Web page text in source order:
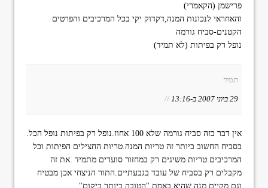
פרישמן (הקאמרי)
והאחראי לנכונות המנה,דקדוק יקי בכל המרכיבים והפרטים
הקטנים-סביח גורמה
נופל רק בפיתות (לא תמיד)
תמיר
29 ביוני 2007 ב-13:16 //
אין דבר כזה סביח גורמה שלא 100 אחוז.נופל רק בפיתות נופל הכל.
בסביח החשוב ביותר זה טריות המנה.טריות החצילים הפיתות וכל
המרכיבים.טריות משיגים רק במחזור סועדים מתמיד .את זה
מקבלים רק בסביח של עובד בגבעתיים.התור הניצחי אכן מבטיח
וגם מקיים מנה שהיא באמת "הטובה ביותר ביקום".